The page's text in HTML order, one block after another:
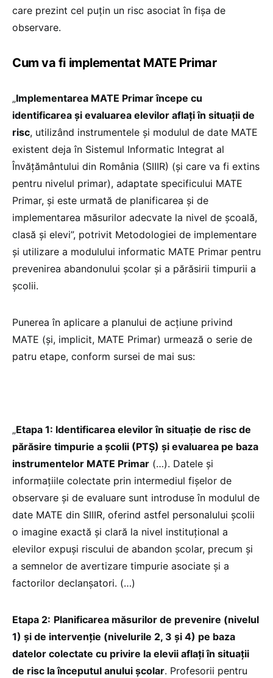
care prezint cel puțin un risc asociat în fișa de
observare.
Cum va fi implementat MATE Primar
„Implementarea MATE Primar începe cu
identificarea și evaluarea elevilor aflați în situații de
risc, utilizând instrumentele și modulul de date MATE
existent deja în Sistemul Informatic Integrat al
Învățământului din România (SIIIR) (și care va fi extins
pentru nivelul primar), adaptate specificului MATE
Primar, și este urmată de planificarea și de
implementarea măsurilor adecvate la nivel de școală,
clasă și elevi”, potrivit Metodologiei de implementare
și utilizare a modulului informatic MATE Primar pentru
prevenirea abandonului școlar și a părăsirii timpurii a
școlii.
Punerea în aplicare a planului de acțiune privind
MATE (și, implicit, MATE Primar) urmează o serie de
patru etape, conform sursei de mai sus:
„Etapa 1: Identificarea elevilor în situație de risc de
părăsire timpurie a școlii (PTȘ) și evaluarea pe baza
instrumentelor MATE Primar (…). Datele și
informațiile colectate prin intermediul fișelor de
observare și de evaluare sunt introduse în modulul de
date MATE din SIIIR, oferind astfel personalului școlii
o imagine exactă și clară la nivel instituțional a
elevilor expuși riscului de abandon școlar, precum și
a semnelor de avertizare timpurie asociate și a
factorilor declanșatori. (…)
Etapa 2: Planificarea măsurilor de prevenire (nivelul
1) și de intervenție (nivelurile 2, 3 și 4) pe baza
datelor colectate cu privire la elevii aflați în situații
de risc la începutul anului școlar. Profesorii pentru